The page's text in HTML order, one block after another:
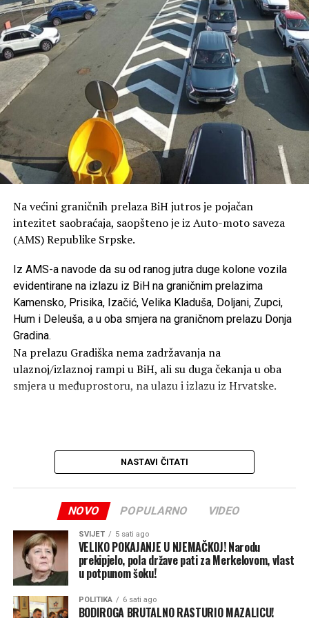
Na većini graničnih prelaza BiH jutros je pojačan
intezitet saobraćaja, saopšteno je iz Auto-moto saveza
(AMS) Republike Srpske.
Iz AMS-a navode da su od ranog jutra duge kolone vozila
evidentirane na izlazu iz BiH na graničnim prelazima
Kamensko, Prisika, Izačić, Velika Kladuša, Doljani, Zupci,
Hum i Deleuša, a u oba smjera na graničnom prelazu Donja
Gradina.
Na prelazu Gradiška nema zadržavanja na
ulaznoj/izlaznoj rampi u BiH, ali su duga čekanja u oba
smjera u međuprostoru, na ulazu i izlazu iz Hrvatske.
NASTAVI ČITATI
NOVO POPULARNO VIDEO
SVIJET 5 sati ago
VELIKO POKAJANJE U NJEMAČKOJ! Narodu
prekipjelo, pola države pati za Merkelovom, vlast
u potpunom šoku!
POLITIKA 6 sati ago
BODIROGA BRUTALNO RASTURIO MAZALICU!